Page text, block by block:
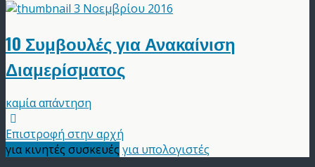
3 Νοεμβρίου 2016
10 Συμβουλές για Ανακαίνιση
Διαμερίσματος
καμία απάντηση
Επιστροφή στην αρχή
για κινητές συσκευές για υπολογιστές